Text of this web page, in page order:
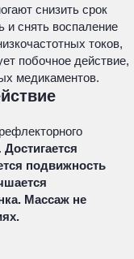
снизить срок
и снять воспаление
токов,
побочное действие,
медикаментов.
Достигается
подвижность
Массаж не